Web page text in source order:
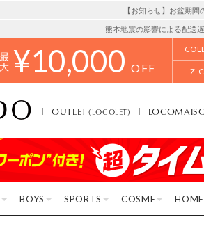
【お知らせ】お盆期
熊本地震の影響による配送
¥10,000 OFF Z-
OUTLET(LOCOLET)
BOYS SPORTS COSME HOME